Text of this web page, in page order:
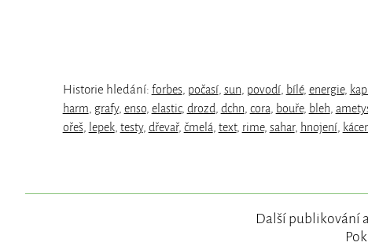
Historie hledání: forbes počasí, sun povodí, bílé, energie,
harm grafy, enso, elastic, drozd dchn cora bouře, bleh
ořeš
lepek, testy, dřevař, čmelá text, rime, sahar, hnojení,
Další publikování